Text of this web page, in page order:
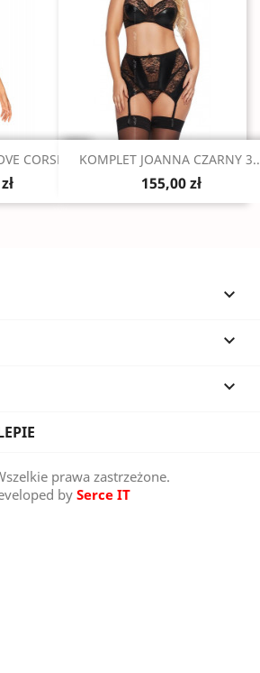
CORSET... Szybki podgląd
KOMPLET JOANNA CZARNY
155,00 zł



prawa zastrzeżone.
bySerce IT